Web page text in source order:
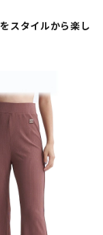
スタイルから楽し